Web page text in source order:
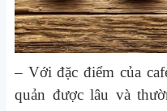
– Với đặc điểm của
quản được lâu và